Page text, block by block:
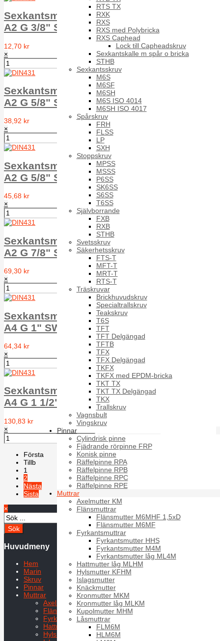
RTS TX
RXK
RXS
RXS med Polybricka
RXS Caphead
Lock till Capheadskruv
Sexkantskalle m spår o bricka
STHB
Sexkantsskruv
M6S
M6SF
M6SH
M6S ISO 4014
M6SH ISO 4017
Spårskruv
FRH
FLSS
LP
SXH
Stoppskruv
MPSS
MSSS
P6SS
SK6SS
S6SS
T6SS
Självborrande
FXB
RXB
STHB
Svetsskruv
Säkerhetsskruv
FTS-T
MFT-T
MRT-T
RTS-T
Träskruvar
Brickhuvudskruv
Specialtrallskruv
Teakskruv
T6S
TFT
TFT Delgängad
TFTB
TFX
TFX Delgängad
TKFX
TKFX med EPDM-bricka
TKT TX
TKT TX Delgängad
TKX
Trallskruv
Vagnsbult
Vingskruv
Pinnar
Cylindrisk pinne
Fjädrande rörpinne FRP
Konisk pinne
Räffelpinne RPA
Räffelpinne RPB
Räffelpinne RPC
Räffelpinne RPE
Muttrar
Axelmutter KM
Flänsmuttrar
Flänsmutter M6MHF 1,5xD
Flänsmutter M6MF
Fyrkantsmuttrar
Fyrkantsmutter HHS
Fyrkantsmutter M4M
Fyrkantsmutter låg ML4M
Hattmutter låg MLHM
Hylsmutter KFHM
Islagsmutter
Knäckmutter
Kronmutter MKM
Kronmutter låg MLKM
Kupolmutter MHM
Låsmuttrar
FLM6M
HLM6M
Sexkantsmutter rörgängad RM6M DIN 431
A2 G 3/8" SW27
12,70 kr
×
Sexkantsmutter rörgängad RM6M DIN 431
A2 G 5/8" SW32
38,92 kr
×
Sexkantsmutter rörgängad RM6M DIN 431
A2 G 5/8" SW34
45,68 kr
×
Sexkantsmutter rörgängad RM6M DIN 431
A2 G 7/8" SW41
69,30 kr
×
Sexkantsmutter rörgängad RM6M DIN 431
A4 G 1" SW46
64,34 kr
×
Sexkantsmutter rörgängad RM6M DIN 431
A4 G 1 1/2" SW60
130,83 kr
×
Första
Tillb
1
2
Nästa
Sista
×
Huvudmeny
Hem
Marin
Skruv
Pinnar
Muttrar
Axelmutter KM
Flänsmuttrar
Fyrkantsmuttrar
Hattmutter låg MLHM
Hylsmutter KFHM